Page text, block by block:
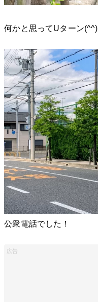
何かと思ってUターン(^^)
公衆電話でした！